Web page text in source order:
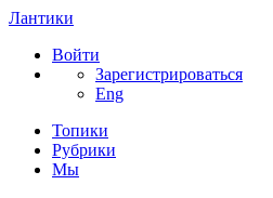
Лантики
Войти
Зарегистрироваться
Eng
Топики
Рубрики
Мы